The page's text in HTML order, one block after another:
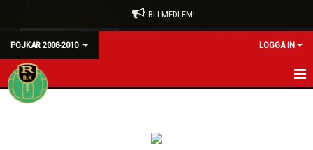
BLI MEDLEM!
POJKAR 2008-2010 LOGGA IN
HEM